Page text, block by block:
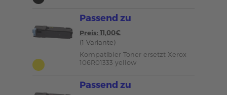
Passend zu
Preis: 11,00€
(1 Variante)
Kompatibler Toner ersetzt Xerox
106R01333 yellow
Passend zu